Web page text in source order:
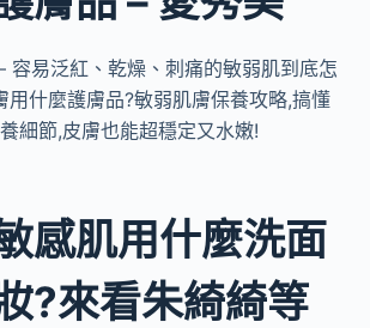
容易泛紅、乾燥、刺痛的敏弱肌到底怎
用什麼護膚品?敏弱肌膚保養攻略,搞懂
細節,皮膚也能超穩定又水嫩!
感肌用什麼洗面
?來看朱綺綺等